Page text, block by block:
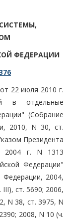
ФЕДЕРАЦИИ
22 июля 2010 г.
в отдельные
(Собрание
2010, N 30, ст.
Президента
2004 г. N 1313
Федерации"
Федерации, 2004,
ст. 5690; 2006,
N 38, ст. 3975, N
2008, N 10 (ч.